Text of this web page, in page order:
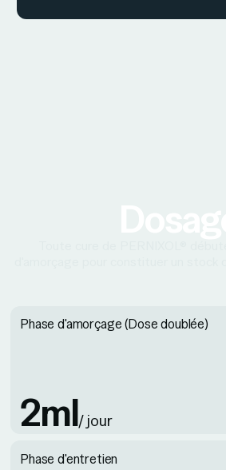
Phase d'amorçage (Dose doublée)
2ml/ jour
Phase d'entretien